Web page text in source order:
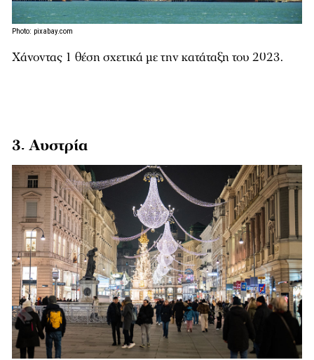
Photo: pixabay.com
Χάνοντας 1 θέση σχετικά με την κατάταξη του 2023.
3. Αυστρία